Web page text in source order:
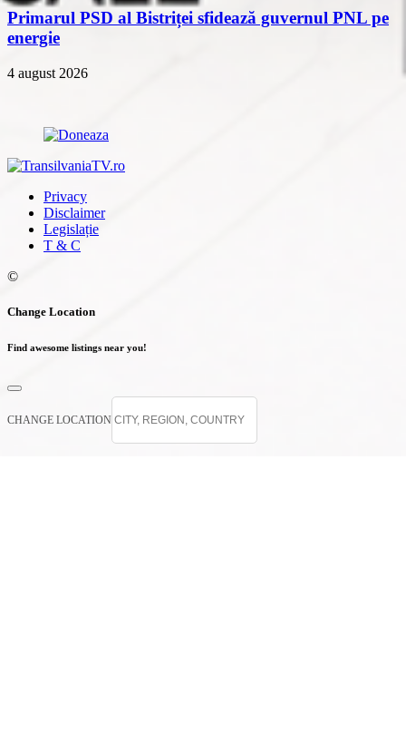
Primarul PSD al Bistriței sfidează guvernul PNL pe
energie
4 august 2026
Privacy
Disclaimer
Legislație
T & C
©
Change Location
Find awesome listings near you!
CHANGE LOCATION